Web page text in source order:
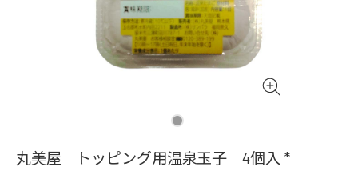
丸美屋 トッピング用温泉玉子 4個入 *